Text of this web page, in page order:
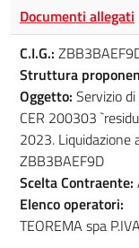
Documenti allegati
C.I.G.:
Struttura
Oggetto: Servizio
CER 200303
2023. Liquidazione
ZBB3BAEF9D
Scelta Contraente:
Elenco operatori:
TEOREMA spa